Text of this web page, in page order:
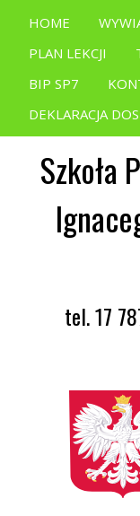
HOME
PLAN LEKCJI
BIP SP7
DEKLARACJA
Szkoła
tel. 17